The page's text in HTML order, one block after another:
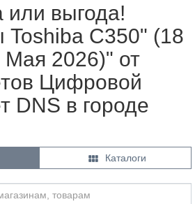
или выгода!
Toshiba С350" (18
2026)" от
Цифровой
DNS в городе
 Каталоги